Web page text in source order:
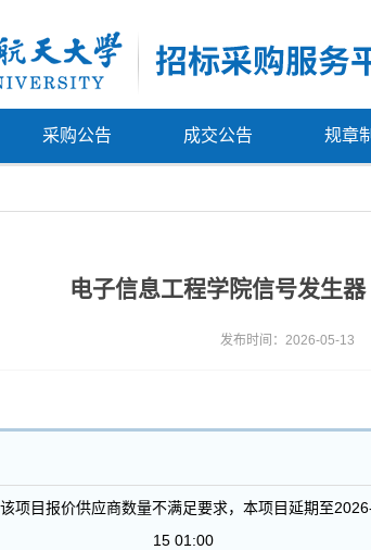
采购公告 成交公告 规章
电子信息工程学院信号发生
发布时间：2026-05-13
项目报价供应商数量不满足要求，本项目延期至
15 01:00